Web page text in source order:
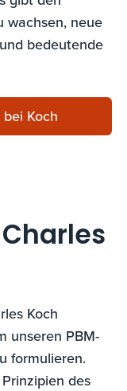
wachsen, neue
bedeutende
Koch
Koch
unseren PBM-
formulieren.
des